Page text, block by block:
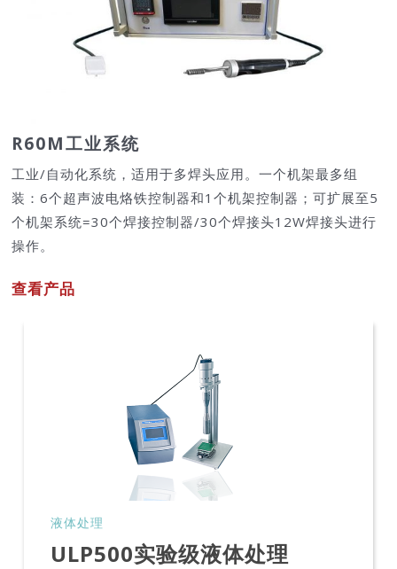
R60M工业系统
工业/自动化系统，适用于多焊头应用。一个机架最多组
装：6个超声波电烙铁控制器和1个机架控制器；可扩展至5
个机架系统=30个焊接控制器/30个焊接头12W焊接头进行
操作。
查看产品
液体处理
ULP500实验级液体处理